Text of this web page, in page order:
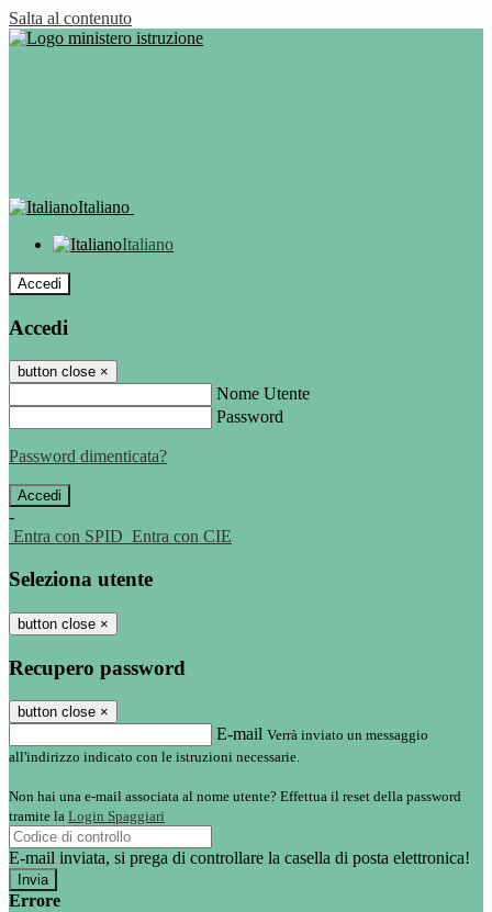
Salta al contenuto
Italiano
Italiano
Accedi
Accedi
button close ×
Nome Utente
Password
Password dimenticata?
-
Entra con SPID Entra con CIE
Seleziona utente
button close ×
Recupero password
button close ×
E-mail Verrà inviato un messaggio
all'indirizzo indicato con le istruzioni necessarie.
Non hai una e-mail associata al nome utente? Effettua il reset della password
tramite la Login Spaggiari
E-mail inviata, si prega di controllare la casella di posta elettronica!
Errore